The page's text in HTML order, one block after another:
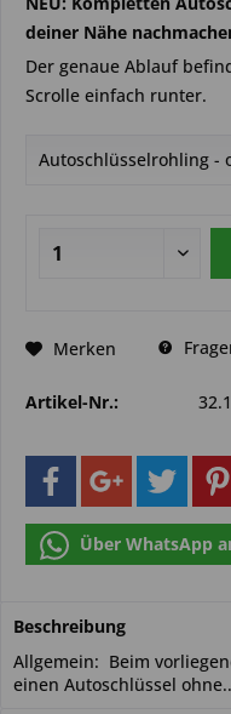
deiner Nähe
Der genaue Ablauf
Scrolle einfach runter.
Merken
Artikel-Nr.:
Über WhatsApp
Beschreibung
Allgemein: Beim
einen Autoschlüssel